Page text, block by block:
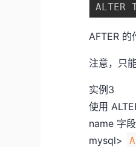
ALTER
AFTER 的
注意，只
实例3
使用
name 字
mysql>